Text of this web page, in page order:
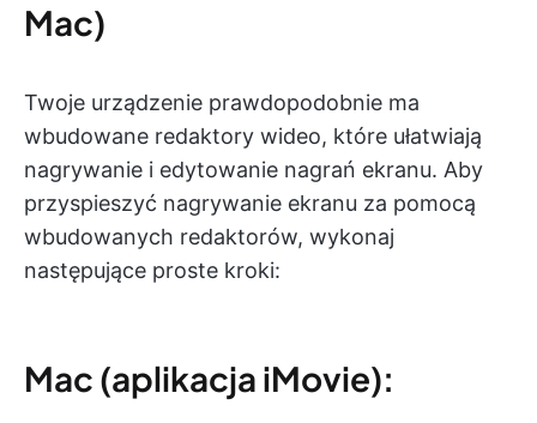
Mac)
Twoje urządzenie prawdopodobnie ma
wbudowane redaktory wideo, które ułatwiają
nagrywanie i edytowanie nagrań ekranu. Aby
przyspieszyć nagrywanie ekranu za pomocą
wbudowanych redaktorów, wykonaj
następujące proste kroki:
Mac (aplikacja iMovie):